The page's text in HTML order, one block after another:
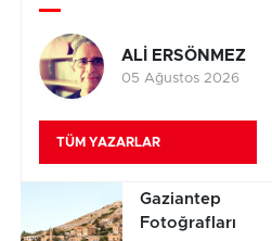
ALİ ERSÖNMEZ
05 Ağustos 2026
TÜM YAZARLAR
Gaziantep
Fotoğrafları